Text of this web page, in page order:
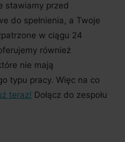
stawiamy przed
do spełnienia, a Twoje
w ciągu 24
również
nie mają
typu pracy. Więc na co
teraz! Dołącz do zespołu